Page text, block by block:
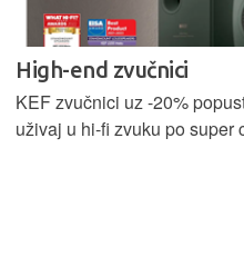
Pošalji nam upit za
Počasti sebe i svoj auto
uz -40% popusta!